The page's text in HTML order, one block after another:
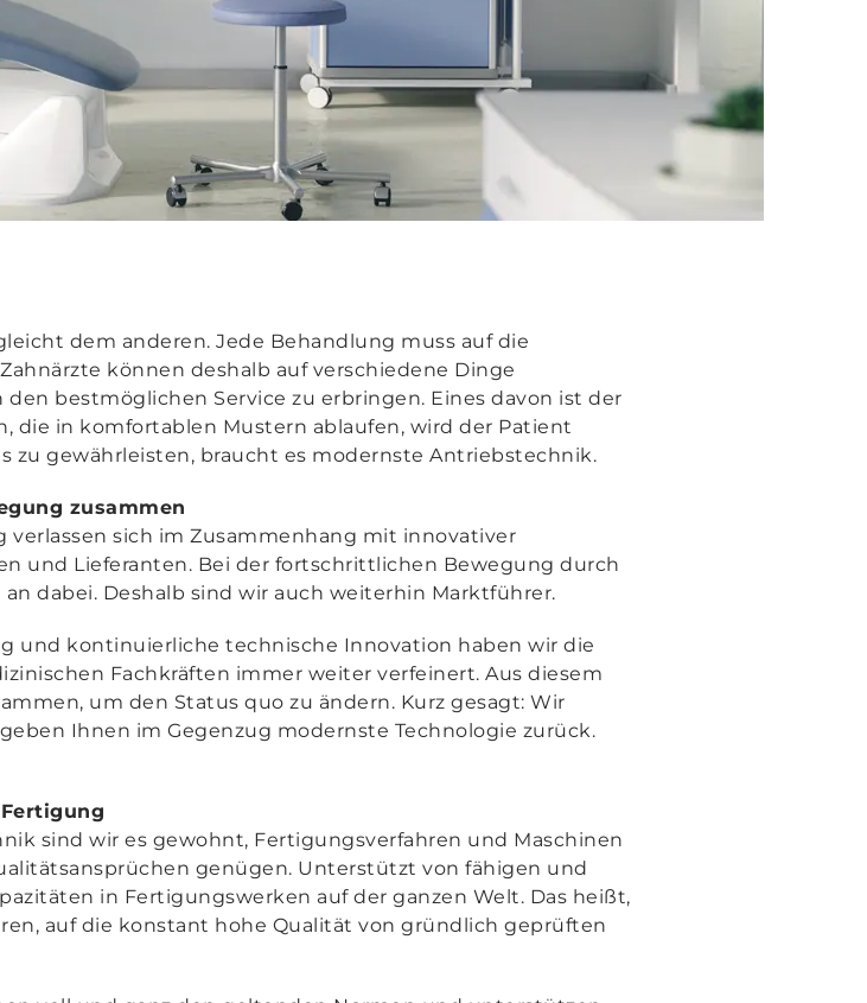
dem anderen. Jede Behandlung muss auf die
können deshalb auf verschiedene Dinge
bestmöglichen Service zu erbringen. Eines davon ist der
die in komfortablen Mustern ablaufen, wird der Patient
zu gewährleisten, braucht es modernste Antriebstechnik.
zusammen
sich im Zusammenhang mit innovativer
und Lieferanten. Bei der fortschrittlichen Bewegung durch
an dabei. Deshalb sind wir auch weiterhin Marktführer.
und kontinuierliche technische Innovation haben wir die
Fachkräften immer weiter verfeinert. Aus diesem
um den Status quo zu ändern. Kurz gesagt: Wir
Ihnen im Gegenzug modernste Technologie zurück.
sind wir es gewohnt, Fertigungsverfahren und Maschinen
genügen. Unterstützt von fähigen und
in Fertigungswerken auf der ganzen Welt. Das heißt,
auf die konstant hohe Qualität von gründlich geprüften